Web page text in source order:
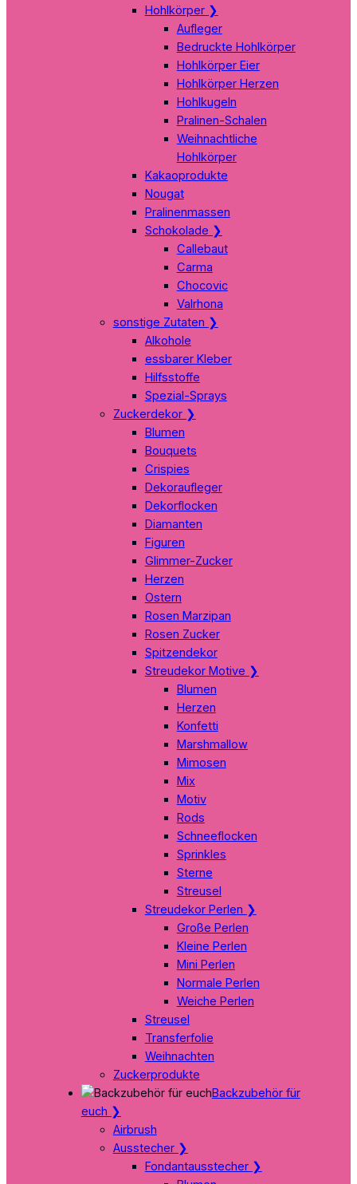
Hohlkörper ❯
Aufleger
Bedruckte Hohlkörper
Hohlkörper Eier
Hohlkörper Herzen
Hohlkugeln
Pralinen-Schalen
Weihnachtliche
Hohlkörper
Kakaoprodukte
Nougat
Pralinenmassen
Schokolade ❯
Callebaut
Carma
Chocovic
Valrhona
sonstige Zutaten ❯
Alkohole
essbarer Kleber
Hilfsstoffe
Spezial-Sprays
Zuckerdekor ❯
Blumen
Bouquets
Crispies
Dekoraufleger
Dekorflocken
Diamanten
Figuren
Glimmer-Zucker
Herzen
Ostern
Rosen Marzipan
Rosen Zucker
Spitzendekor
Streudekor Motive ❯
Blumen
Herzen
Konfetti
Marshmallow
Mimosen
Mix
Motiv
Rods
Schneeflocken
Sprinkles
Sterne
Streusel
Streudekor Perlen ❯
Große Perlen
Kleine Perlen
Mini Perlen
Normale Perlen
Weiche Perlen
Streusel
Transferfolie
Weihnachten
Zuckerprodukte
Backzubehör für
euch ❯
Airbrush
Ausstecher ❯
Fondantausstecher ❯